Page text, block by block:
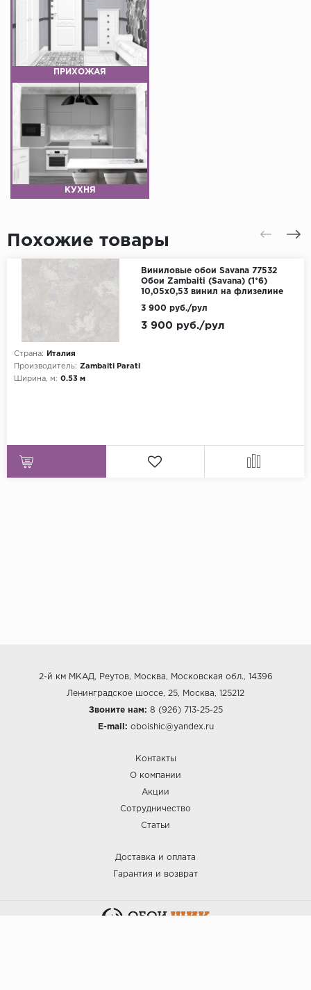
ПРИХОЖАЯ
КУХНЯ
Похожие товары
Виниловые обои Savana 77532
Обои Zambaiti (Savana) (1*6)
10,05x0,53 винил на флизелине
Страна:
Италия
Производитель: Zambaiti Parati
Ширина, м: 0.53 м
3 900 руб./рул
3 900 руб./рул
2-й км МКАД, Реутов, Москва, Московская обл., 14396
Ленинградское шоссе, 25, Москва, 125212
Звоните нам: 8 (926) 713-25-25
E-mail: oboishic@yandex.ru
Контакты
О компании
Акции
Сотрудничество
Статьи
Доставка и оплата
Гарантия и возврат